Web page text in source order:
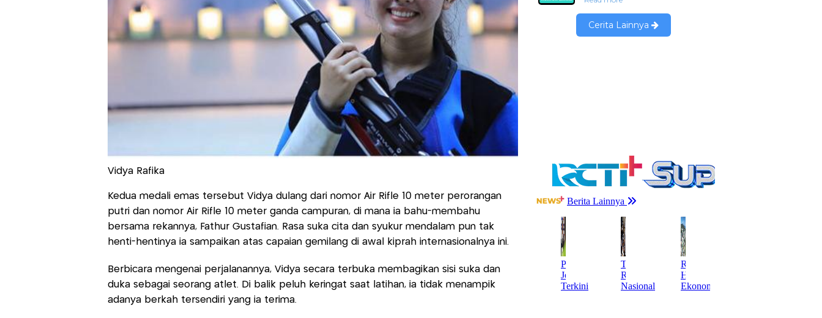
Vidya Rafika
Kedua medali emas tersebut Vidya dulang dari nomor Air Rifle 10 meter perorangan
putri dan nomor Air Rifle 10 meter ganda campuran, di mana ia bahu-membahu
bersama rekannya, Fathur Gustafian. Rasa suka cita dan syukur mendalam pun tak
henti-hentinya ia sampaikan atas capaian gemilang di awal kiprah internasionalnya ini.
Berbicara mengenai perjalanannya, Vidya secara terbuka membagikan sisi suka dan
duka sebagai seorang atlet. Di balik peluh keringat saat latihan, ia tidak menampik
adanya berkah tersendiri yang ia terima.